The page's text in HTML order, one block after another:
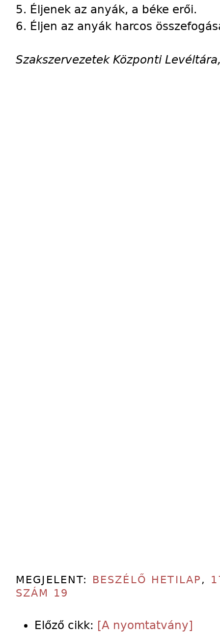
5. Éljenek az anyák, a béke erői.
6. Éljen az anyák harcos
Szakszervezetek Központi
MEGJELENT: BESZÉLŐ HETILAP ,
SZÁM 19
Előző cikk: [A nyomtatvány]